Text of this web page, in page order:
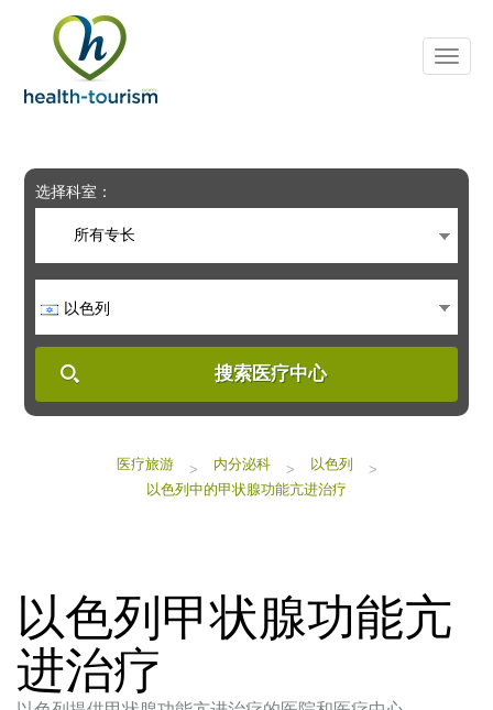
includes
system.
选择科室：
所有专长
以色列
搜索医疗中心
医疗旅游 > 内分泌科 > 以色列
>
以色列中的甲状腺功能亢进治疗
以色列甲状腺功能亢
进治疗